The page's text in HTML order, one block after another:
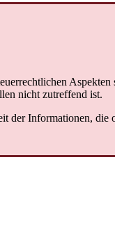
nicht zutreffend ist.
der Informationen, die